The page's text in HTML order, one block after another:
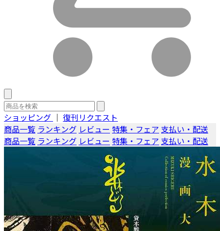
ショッピング ｜ 復刊リクエスト
商品一覧 ランキング レビュー 特集・フェア 支払い・配送
商品一覧 ランキング レビュー 特集・フェア 支払い・配送